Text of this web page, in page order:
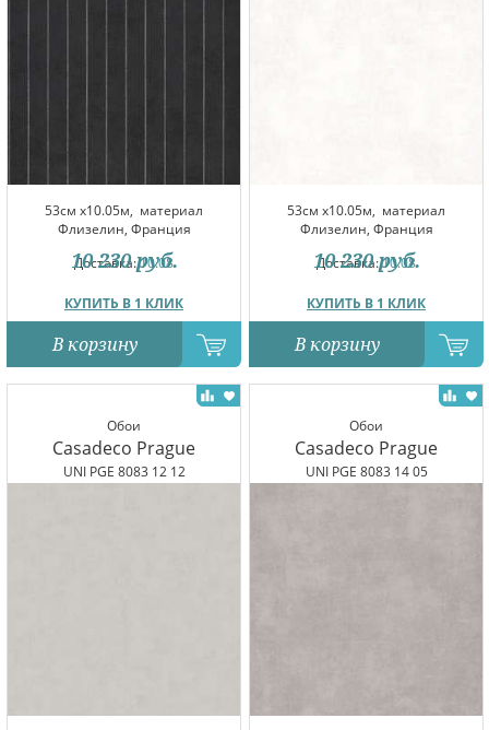
53см x10.05м, материал
Флизелин, Франция
Доставка:10.08
КУПИТЬ В 1 КЛИК
10 230 руб.
В корзину
53см x10.05м, материал
Флизелин, Франция
Доставка:10.08
КУПИТЬ В 1 КЛИК
10 230 руб.
В корзину
Обои
Casadeco Prague
UNI PGE 8083 12 12
Обои
Casadeco Prague
UNI PGE 8083 14 05